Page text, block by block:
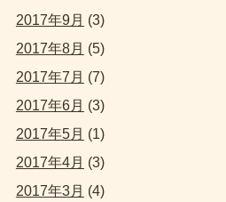
2017年9月 (3)
2017年8月 (5)
2017年7月 (7)
2017年6月 (3)
2017年5月 (1)
2017年4月 (3)
2017年3月 (4)